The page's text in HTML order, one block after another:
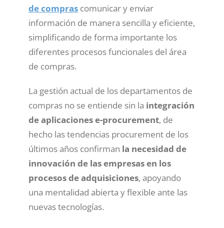
de comprascomunicar y enviar
información de manera sencilla y eficiente,
simplificando de forma importante los
diferentes procesos funcionales del área
de compras.
La gestión actual de los departamentos de
compras no se entiende sin la integración
de aplicaciones e-procurement, de
hecho las tendencias procurement de los
últimos años confirman la necesidad de
innovación de las empresas en los
procesos de adquisiciones, apoyando
una mentalidad abierta y flexible ante las
nuevas tecnologías.